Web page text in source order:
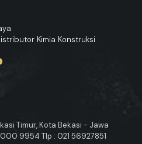
Kimia Konstruksi
Timur, Kota Bekasi - Jawa
9954 Tlp : 021 56927851